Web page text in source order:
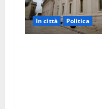
In città Politica